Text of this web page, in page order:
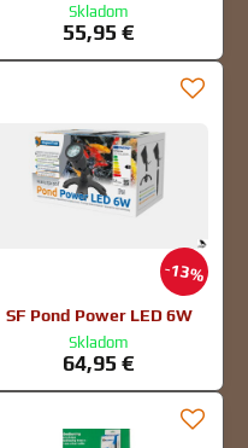
Skladom
55,95 €
13%
SF Pond Power LED 6W
Skladom
64,95 €